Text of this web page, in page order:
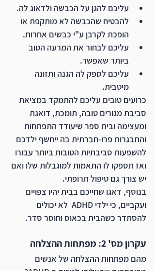
עליכם להגן על הכבשה ולדאוג לה.
להבטיח שהכבשה לא מותקפת או
הופכת לקרבן ע"י כבשים אחרות.
עליכם לבחור את המרעה הטוב
ביותר שאפשר.
עליכם לספק לה הגנה ותזונה
מיטבית.
כרועים טובים עליכם להתמקד במציאת
סביבת מגורים טובה, תומכת, דואגת
ומעצימה ובית ספר שיעודד התפתחות
והתבגרות פרו-חברתית בה ייחשף ילדכם
להשפעות סביבתיות הטובות ביותר עבורו
ואז תספקו לו התאמות למוגבלות שלו ואם
יש צורך גם טיפול תרופתי.
בנוסף, דאגו שחייכם בבית יהיו צפויים
ועקביים, כי ילדי ADHD  לא יכולים
להסתדר כשהבית בכאוס וחוסר סדר.
עקרון מס' 2: מפתחות ההצלחה
מהם מפתחות ההצלחה של אנשים